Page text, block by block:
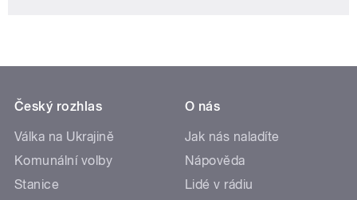
Český rozhlas
Válka na Ukrajině
Komunální volby
Stanice
O nás
Jak nás naladíte
Nápověda
Lidé v rádiu